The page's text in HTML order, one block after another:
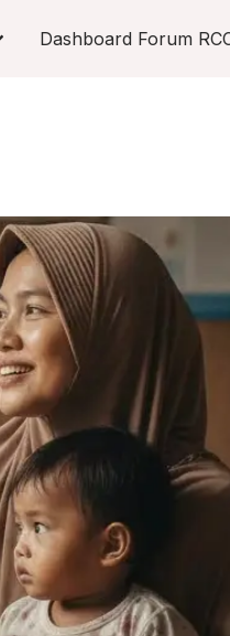
Dashboard Forum